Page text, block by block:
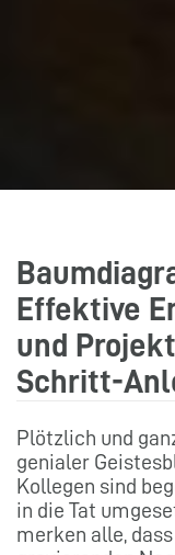
Effektive
und
Schritt-
Plötzlich und
genialer
Kollegen sind
in die Tat
merken alle,